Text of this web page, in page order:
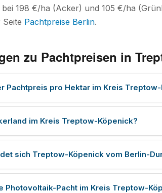
198 €/ha (Acker) und 105 €/ha
Pachtpreise Berlin.
zu Pachtpreisen in
Pachtpreis pro Hektar im Kreis
im Kreis Treptow-Köpenick?
sich Treptow-Köpenick vom Berlin-
Photovoltaik-Pacht im Kreis Treptow-